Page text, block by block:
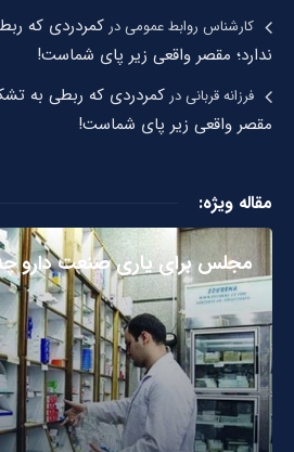
کارشناس روابط عمومیدر کمردردی که
ندارد؛ مقصر واقعی زیر پای شماست!
فرزانه قربانیدر کمردردی که ربطی به
مقصر واقعی زیر پای شماست!
مقاله ویژه:
مجلس برای یاری صنعت دارو